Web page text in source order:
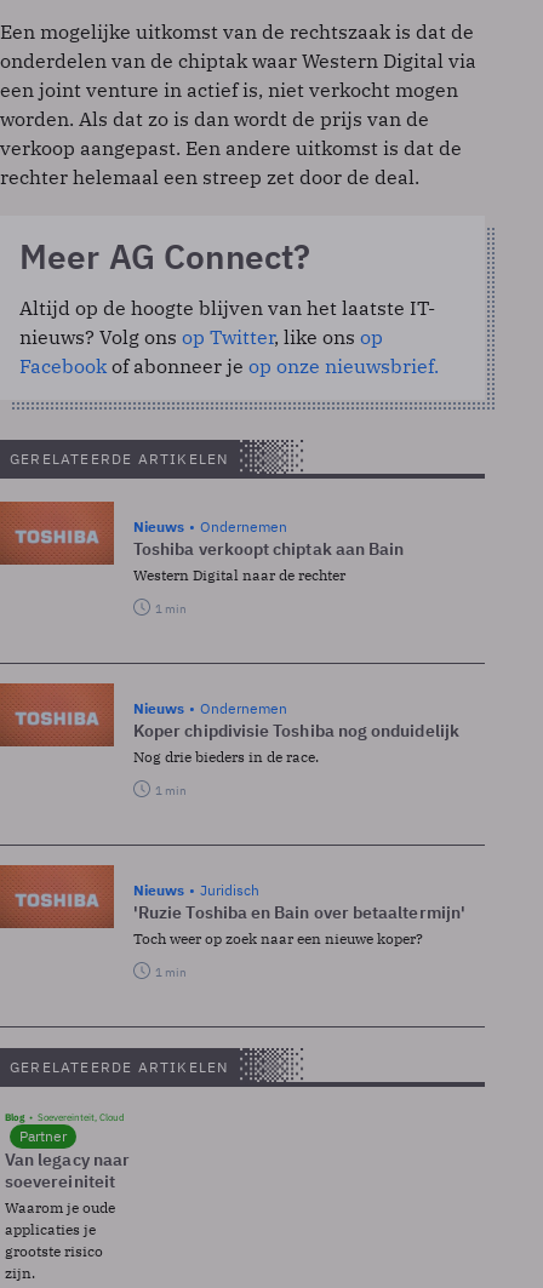
Een mogelijke uitkomst van de rechtszaak is dat de
onderdelen van de chiptak waar Western Digital via
een joint venture in actief is, niet verkocht mogen
worden. Als dat zo is dan wordt de prijs van de
verkoop aangepast. Een andere uitkomst is dat de
rechter helemaal een streep zet door de deal.
Meer AG Connect?
Altijd op de hoogte blijven van het laatste IT-
nieuws? Volg ons op Twitter, like ons op
Facebook of abonneer je op onze nieuwsbrief.
GERELATEERDE ARTIKELEN
Nieuws Ondernemen
Toshiba verkoopt chiptak aan Bain
Western Digital naar de rechter
1 min
Nieuws Ondernemen
Koper chipdivisie Toshiba nog onduidelijk
Nog drie bieders in de race.
1 min
Nieuws Juridisch
'Ruzie Toshiba en Bain over betaaltermijn'
Toch weer op zoek naar een nieuwe koper?
1 min
GERELATEERDE ARTIKELEN
Blog Soevereinteit, Cloud
Partner
Van legacy naar
soevereiniteit
Waarom je oude
applicaties je
grootste risico
zijn.